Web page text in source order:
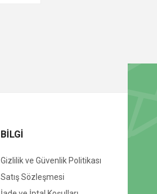
BILGI
Gizlilik ve Güvenlik Politikası
Satış Sözleşmesi